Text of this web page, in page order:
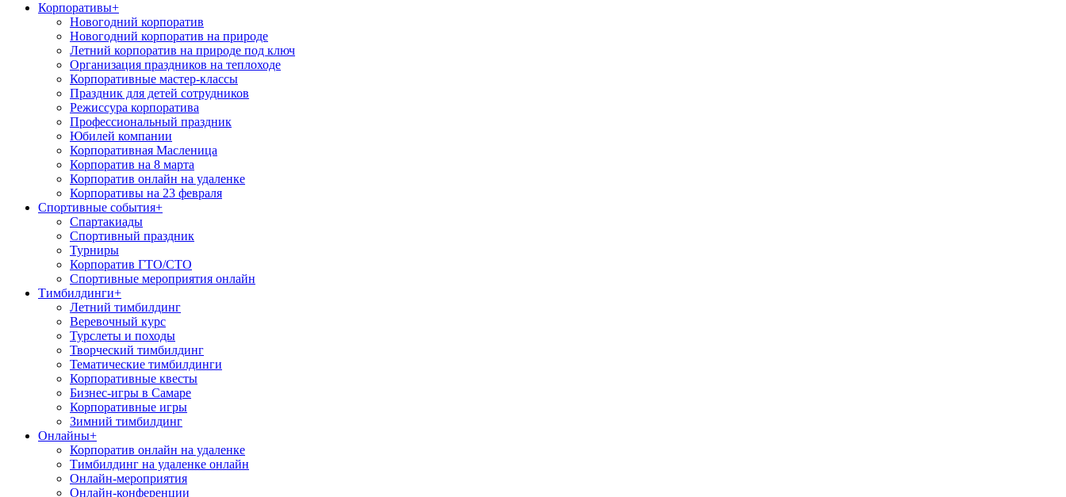
Корпоративы+
Новогодний корпоратив
Новогодний корпоратив на природе
Летний корпоратив на природе под ключ
Организация праздников на теплоходе
Корпоративные мастер-классы
Праздник для детей сотрудников
Режиссура корпоратива
Профессиональный праздник
Юбилей компании
Корпоративная Масленица
Корпоратив на 8 марта
Корпоратив онлайн на удаленке
Корпоративы на 23 февраля
Спортивные события+
Спартакиады
Спортивный праздник
Турниры
Корпоратив ГТО/СТО
Спортивные мероприятия онлайн
Тимбилдинги+
Летний тимбилдинг
Веревочный курс
Турслеты и походы
Творческий тимбилдинг
Тематические тимбилдинги
Корпоративные квесты
Бизнес-игры в Самаре
Корпоративные игры
Зимний тимбилдинг
Онлайны+
Корпоратив онлайн на удаленке
Тимбилдинг на удаленке онлайн
Онлайн-мероприятия
Онлайн-конференции